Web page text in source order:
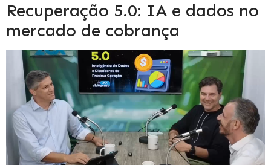
Recuperação 5.0: IA e dados no
mercado de cobrança